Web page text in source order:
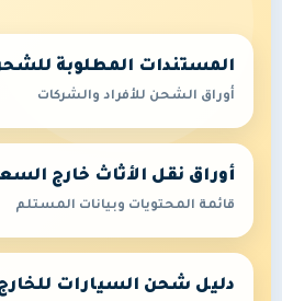
المستندات المطلوبة
أوراق الشحن للأفراد والشركات
أوراق نقل الأثاث خارج
قائمة المحتويات وبيانات المستلم
دليل شحن السيارات